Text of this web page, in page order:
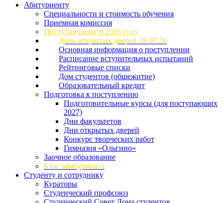
Абитуриенту
Специальности и стоимость обучения
Приемная комиссия
Поступающему в 2026 году
День открытых дверей 28.07.26
Основная информация о поступлении
Расписание вступительных испытаний
Рейтинговые списки
Дом студентов (общежитие)
Образовательный кредит
Подготовка к поступлению
Подготовительные курсы (для поступающих
2027)
Дни факультетов
Дни открытых дверей
Конкурс творческих работ
Гимназия «Ольгино»
Заочное образование
Блог абитуриента
Студенту и сотруднику
Кураторы
Студенческий профсоюз